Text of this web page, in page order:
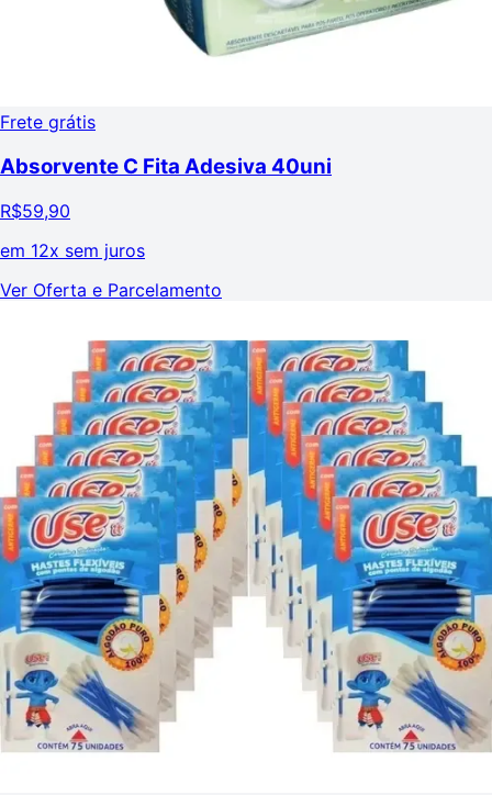
Frete grátis
Absorvente C Fita Adesiva 40uni
R$59,90
em 12x sem juros
Ver Oferta e Parcelamento